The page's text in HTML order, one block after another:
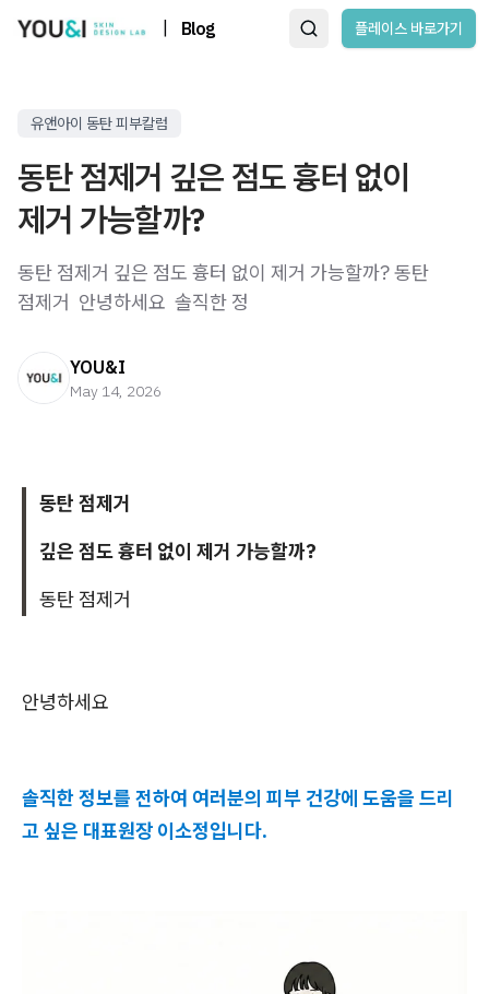
Blog 플레이스 바로가기
유앤아이 동탄 피부칼럼
동탄 점제거 깊은 점도 흉터 없이
제거 가능할까?
동탄 점제거 깊은 점도 흉터 없이 제거 가능할까? 동탄
점제거 ​ 안녕하세요 ​ 솔직한 정
YOU&I
May 14, 2026
동탄 점제거
깊은 점도 흉터 없이 제거 가능할까?
동탄 점제거
안녕하세요
솔직한 정보를 전하여 여러분의 피부 건강에 도움을 드리
고 싶은 대표원장 이소정입니다.